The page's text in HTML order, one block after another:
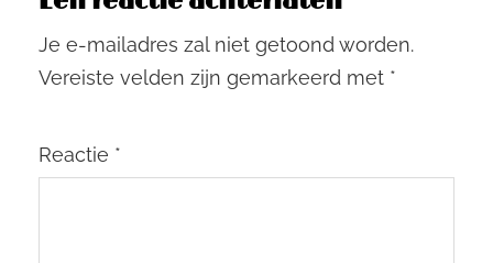
Je e-mailadres zal niet getoond worden.
Vereiste velden zijn gemarkeerd met *
Reactie *